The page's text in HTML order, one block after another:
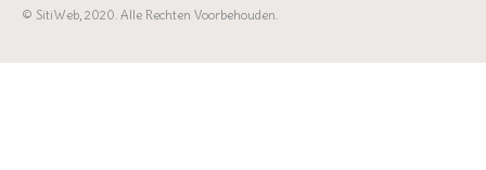
© SitiWeb, 2020. Alle Rechten Voorbehouden.